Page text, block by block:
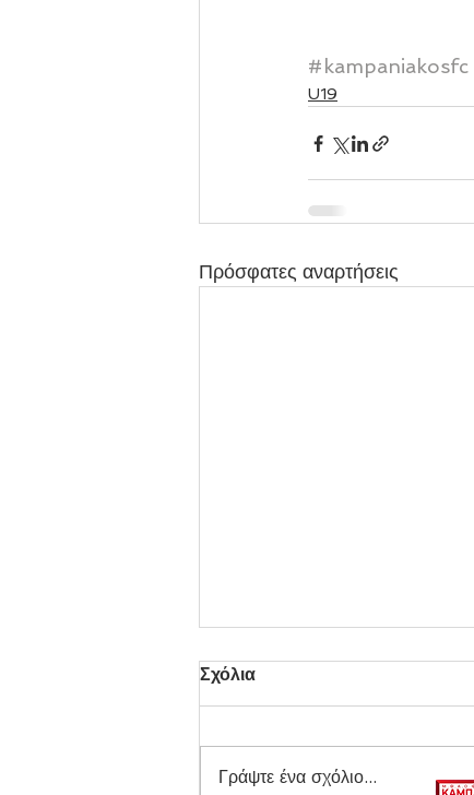
#kampaniakosfc
U19
Πρόσφατες αναρτήσεις
Σχόλια
Γράψτε ένα σχόλιο...